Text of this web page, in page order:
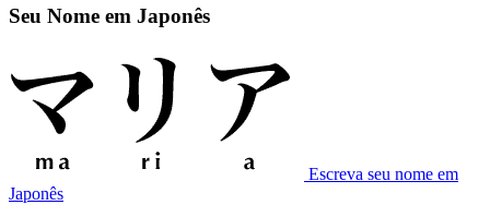
Seu Nome em Japonês
Escreva seu nome em
Japonês